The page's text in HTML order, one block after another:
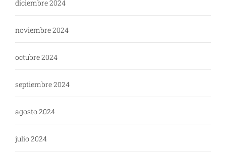
diciembre 2024
noviembre 2024
octubre 2024
septiembre 2024
agosto 2024
julio 2024